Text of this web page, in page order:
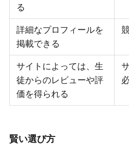
る
詳細なプロフィールを
掲載できる
サイトによっては、生
徒からのレビューや評
価を得られる
賢い選び方